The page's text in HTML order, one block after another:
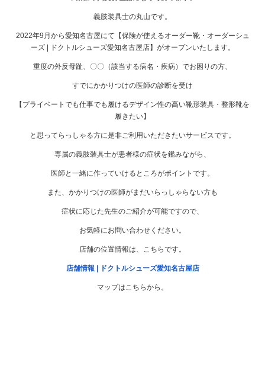
義肢装具士の丸山です。
2022年9月から愛知名古屋にて【保険が使えるオーダー靴・オーダーシュ
ーズ | ドクトルシューズ愛知名古屋店】がオープンいたします。
重度の外反母趾、〇〇（該当する病名・疾病）でお困りの方、
すでにかかりつけの医師の診断を受け
【プライベートでも仕事でも履けるデザイン性の高い靴形装具・整形靴を
履きたい】
と思ってらっしゃる方に是非ご利用いただきたいサービスです。
専属の義肢装具士が患者様の症状を鑑みながら、
医師と一緒に作っていけるところがポイントです。
また、かかりつけの医師がまだいらっしゃらない方も
症状に応じた先生のご紹介が可能ですので、
お気軽にお問い合わせください。
店舗の位置情報は、こちらです。
店舗情報 | ドクトルシューズ愛知名古屋店
マップはこちらから。